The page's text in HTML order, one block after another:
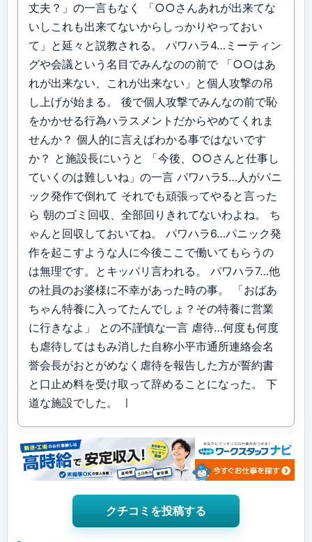
丈夫？」の一言もなく 「○○さんあれが出来てな
いしこれも出来てないからしっかりやっておい
て」と延々と説教される。 パワハラ4…ミーティン
グや会議という名目でみんなのの前で 「○○はあ
れが出来ない、これが出来ない」と個人攻撃の吊
し上げが始まる。 後で個人攻撃でみんなの前で恥
をかかせる行為ハラスメントだからやめてくれま
せんか？ 個人的に言えばわかる事ではないです
か？ と施設長にいうと 「今後、○○さんと仕事し
ていくのは難しいね」の一言 パワハラ5…人がパニ
ック発作で倒れて それでも頑張ってやると言った
ら 朝のゴミ回収、全部回りきれてないわよね。 ち
ゃんと回収しておいてね。 パワハラ6…パニック発
作を起こすような人に今後ここで働いてもらうの
は無理です。とキッパリ言われる。 パワハラ7…他
の社員のお婆様に不幸があった時の事。 「おばあ
ちゃん特養に入ってたんでしょ？その特養に営業
に行きなよ」 との不謹慎な一言 虐待…何度も何度
も虐待してはもみ消した自称小平市通所連絡会名
誉会長がおとがめなく虐待を報告した方が誓約書
と口止め料を受け取って辞めることになった。 下
道な施設でした。 ㅣ
クチコミを投稿する